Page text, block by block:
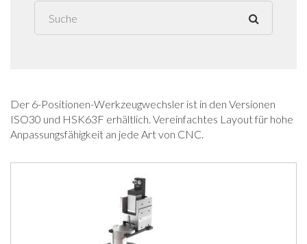
Der 6-Positionen-Werkzeugwechsler ist in den Versionen
ISO30 und HSK63F erhältlich. Vereinfachtes Layout für hohe
Anpassungsfähigkeit an jede Art von CNC.